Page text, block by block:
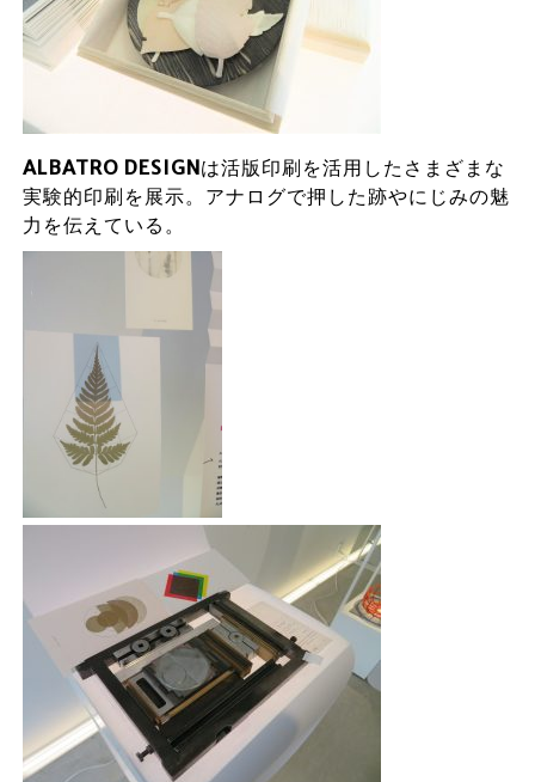
ALBATRO DESIGNは活版印刷を活用したさまざまな
実験的印刷を展示。アナログで押した跡やにじみの魅
力を伝えている。